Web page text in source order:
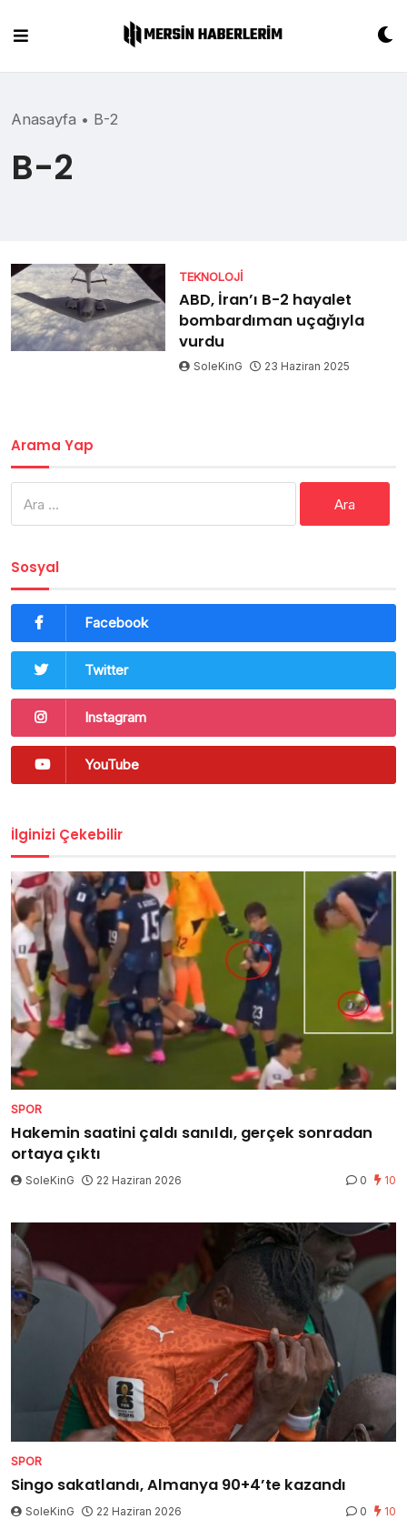
content
Anasayfa • B-2
B-2
TEKNOLOJI
ABD, İran’ı B-2 hayalet
bombardıman uçağıyla
vurdu
SoleKinG 23 Haziran 2025
Arama Yap
Sosyal
Facebook
Twitter
Instagram
YouTube
İlginizi Çekebilir
SPOR
Hakemin saatini çaldı sanıldı, gerçek sonradan
ortaya çıktı
SoleKinG 22 Haziran 2026 0 10
SPOR
Singo sakatlandı, Almanya 90+4’te kazandı
SoleKinG 22 Haziran 2026 0 10